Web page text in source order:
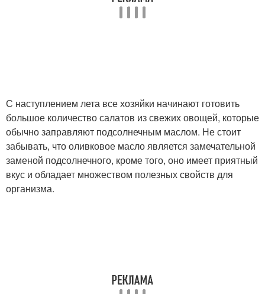
С наступлением лета все хозяйки начинают готовить
большое количество салатов из свежих овощей, которые
обычно заправляют подсолнечным маслом. Не стоит
забывать, что оливковое масло является замечательной
заменой подсолнечного, кроме того, оно имеет приятный
вкус и обладает множеством полезных свойств для
организма.